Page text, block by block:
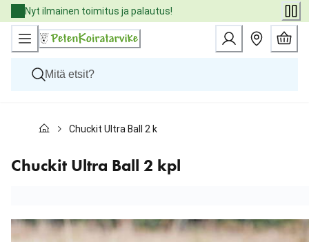
Skip
to
Content
Nyt ilmainen toimitus ja palautus!
Kissat
Eläinlääkäriruoat
Tuotemerkit
Chuckit Ultra Ball 2 kpl
Chuckit Ultra Ball 2 kpl